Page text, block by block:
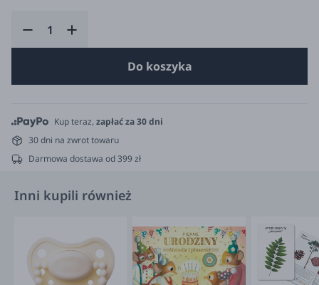
Do koszyka
Kup teraz, zapłać za 30 dni
30 dni na zwrot towaru
Darmowa dostawa od 399 zł
Inni kupili również